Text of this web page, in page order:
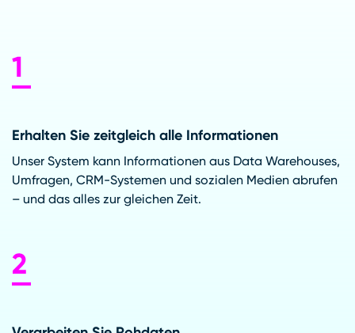
Erhalten Sie zeitgleich alle Informationen
Unser System kann Informationen aus Data Warehouses,
Umfragen, CRM-Systemen und sozialen Medien abrufen
– und das alles zur gleichen Zeit.